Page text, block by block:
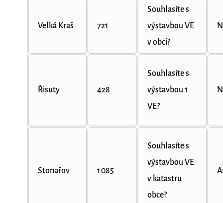
Velká Kraš 721
Souhlasíte s
výstavbou VE
v obci?
Řisuty 428
Souhlasíte s
výstavbou 1
VE?
Stonařov 1 085
Souhlasíte s
výstavbou VE
v katastru
obce?